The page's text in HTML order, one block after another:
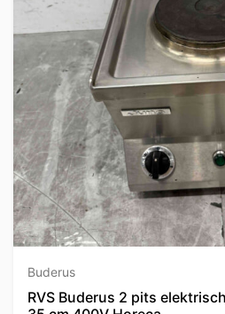
Buderus
RVS Buderus 2 pits